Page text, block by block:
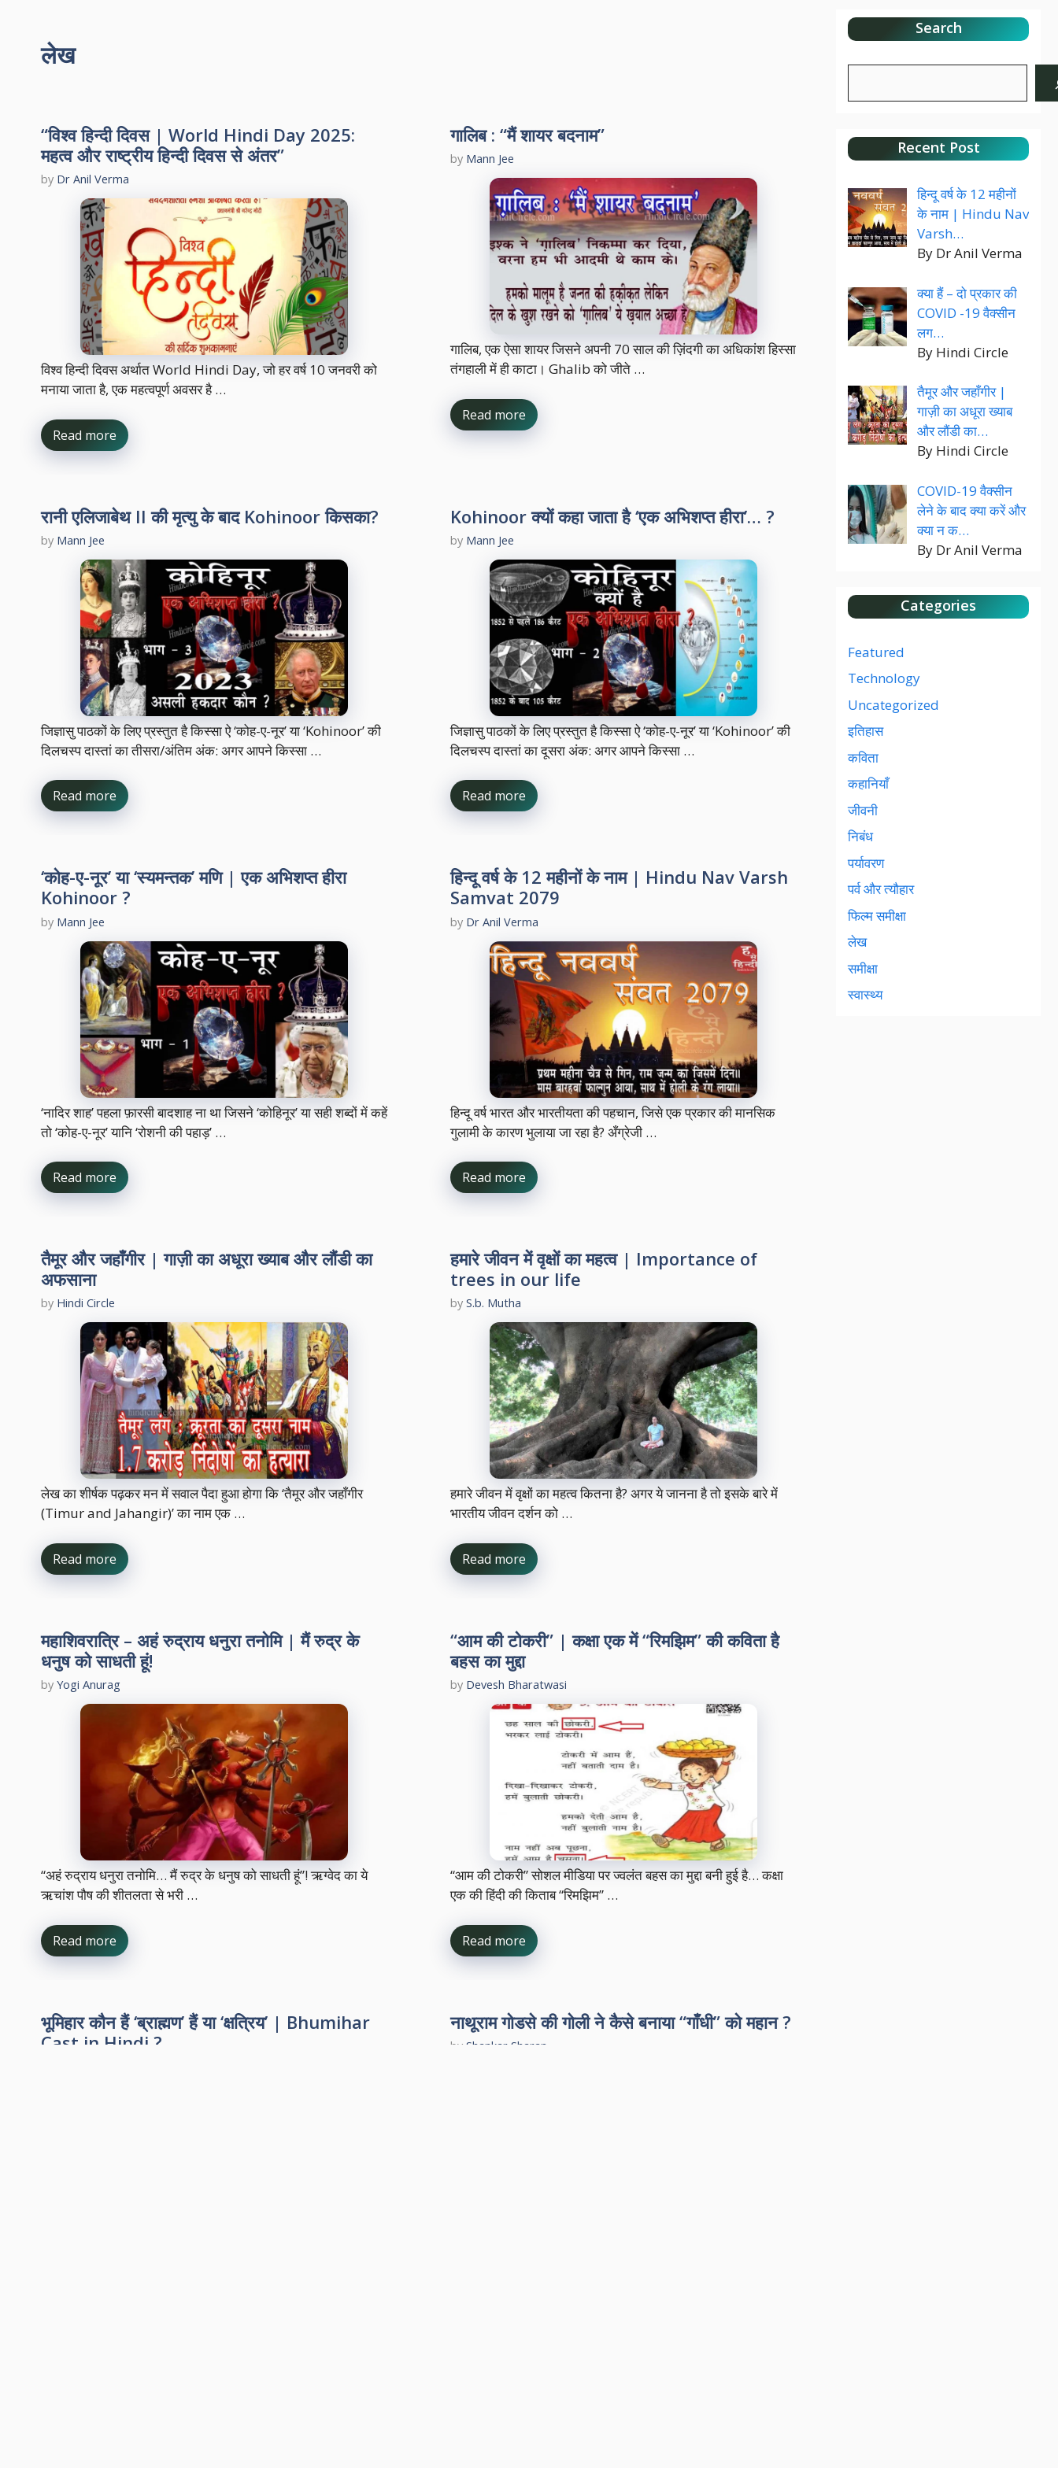
लेख
“विश्व हिन्दी दिवस | World Hindi Day 2025:
महत्व और राष्ट्रीय हिन्दी दिवस से अंतर”
by Dr Anil Verma
विश्व हिन्दी दिवस अर्थात World Hindi Day, जो हर वर्ष 10 जनवरी को
मनाया जाता है, एक महत्वपूर्ण अवसर है …
Read more
गालिब : “मैं शायर बदनाम”
by Mann Jee
गालिब, एक ऐसा शायर जिसने अपनी 70 साल की ज़िंदगी का अधिकांश हिस्सा
तंगहाली में ही काटा। Ghalib को जीते …
Read more
रानी एलिजाबेथ II की मृत्यु के बाद Kohinoor किसका?
by Mann Jee
जिज्ञासु पाठकों के लिए प्रस्तुत है किस्सा ऐ ‘कोह-ए-नूर’ या ‘Kohinoor’ की
दिलचस्प दास्तां का तीसरा/अंतिम अंक: अगर आपने किस्सा …
Read more
Kohinoor क्यों कहा जाता है ‘एक अभिशप्त हीरा’… ?
by Mann Jee
जिज्ञासु पाठकों के लिए प्रस्तुत है किस्सा ऐ ‘कोह-ए-नूर’ या ‘Kohinoor’ की
दिलचस्प दास्तां का दूसरा अंक: अगर आपने किस्सा …
Read more
‘कोह-ए-नूर’ या ‘स्यमन्तक’ मणि | एक अभिशप्त हीरा
Kohinoor ?
by Mann Jee
‘नादिर शाह’ पहला फ़ारसी बादशाह ना था जिसने ‘कोहिनूर’ या सही शब्दों में कहें
तो ‘कोह-ए-नूर’ यानि ‘रोशनी की पहाड़’ …
Read more
हिन्दू वर्ष के 12 महीनों के नाम | Hindu Nav Varsh
Samvat 2079
by Dr Anil Verma
हिन्दू वर्ष भारत और भारतीयता की पहचान, जिसे एक प्रकार की मानसिक
गुलामी के कारण भुलाया जा रहा है? अँग्रेजी …
Read more
तैमूर और जहाँगीर | गाज़ी का अधूरा ख्याब और लौंडी का
अफसाना
by Hindi Circle
लेख का शीर्षक पढ़कर मन में सवाल पैदा हुआ होगा कि ‘तैमूर और जहाँगीर
(Timur and Jahangir)’ का नाम एक …
Read more
हमारे जीवन में वृक्षों का महत्व | Importance of
trees in our life
by S.b. Mutha
हमारे जीवन में वृक्षों का महत्व कितना है? अगर ये जानना है तो इसके बारे में
भारतीय जीवन दर्शन को …
Read more
महाशिवरात्रि – अहं रुद्राय धनुरा तनोमि | मैं रुद्र के
धनुष को साधती हूं!
by Yogi Anurag
“अहं रुद्राय धनुरा तनोमि… मैं रुद्र के धनुष को साधती हूं”! ऋग्वेद का ये
ऋचांश पौष की शीतलता से भरी …
Read more
“आम की टोकरी” | कक्षा एक में “रिमझिम” की कविता है
बहस का मुद्दा
by Devesh Bharatwasi
“आम की टोकरी” सोशल मीडिया पर ज्वलंत बहस का मुद्दा बनी हुई है… कक्षा
एक की हिंदी की किताब “रिमझिम” …
Read more
भूमिहार कौन हैं ‘ब्राह्मण’ हैं या ‘क्षत्रिय’ | Bhumihar
Cast in Hindi ?
नाथूराम गोडसे की गोली ने कैसे बनाया “गाँधी” को महान ?
by Shankar Sharan
Search
Recent Post
हिन्दू वर्ष के 12 महीनों
के नाम | Hindu Nav
Varsh…
By Dr Anil Verma
क्या हैं – दो प्रकार की
COVID -19 वैक्सीन
लग…
By Hindi Circle
तैमूर और जहाँगीर |
गाज़ी का अधूरा ख्याब
और लौंडी का…
By Hindi Circle
COVID-19 वैक्सीन
लेने के बाद क्या करें और
क्या न क…
By Dr Anil Verma
Categories
Featured
Technology
Uncategorized
इतिहास
कविता
कहानियाँ
जीवनी
निबंध
पर्यावरण
पर्व और त्यौहार
फिल्म समीक्षा
लेख
समीक्षा
स्वास्थ्य